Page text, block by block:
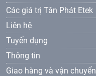
Các giá trị Tân Phát Etek
Liên hệ
Tuyển dụng
Thông tin
Giao hàng và vận chuyển